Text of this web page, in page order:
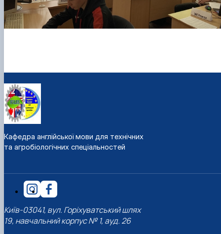
Кафедра англійської мови для технічних
та агробіологічних спеціальностей
Київ-03041, вул. Горіхуватський шлях
19, навчальний корпус № 1, ауд. 26